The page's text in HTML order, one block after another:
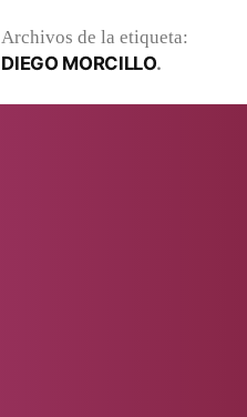
Archivos de la etiqueta:
DIEGO MORCILLO